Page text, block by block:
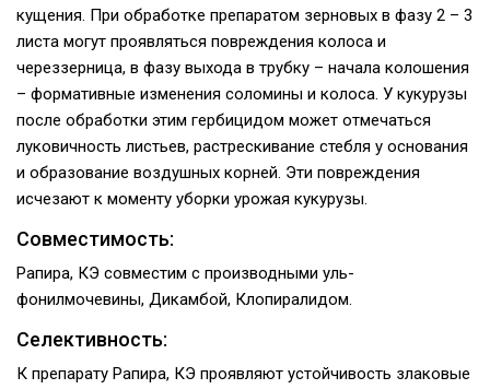
кущения. При обработке препаратом зерновых в фазу 2 – 3
листа могут проявлять­ся повреждения колоса и
череззерница, в фазу выхода в трубку – начала колошения
– форма­тивные изменения соломины и колоса. У куку­рузы
после обработки этим гербицидом может отмечаться
луковичность листьев, растрески­вание стебля у основания
и образование воз­душных корней. Эти повреждения
исчезают к моменту уборки урожая кукурузы.
Совместимость:
Рапира, КЭ совместим с производными уль­
фонилмочевины, Дикамбой, Клопиралидом.
Селективность:
К препарату Рапира, КЭ проявляют устойчи­вость злаковые